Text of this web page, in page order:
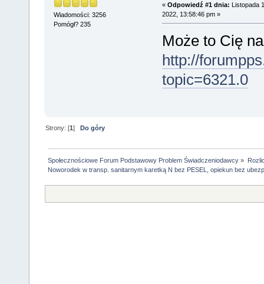
Wiadomości: 3256
Pomógł? 235
« Odpowiedź #1 dnia: Listopada
2022, 13:58:46 pm »
Może to Cię
http://
topic=6321.0
Strony: [1]Do góry
Społecznościowe Forum Podstawowy Problem Świadczeniodawcy »
Noworodek w transp. sanitarnym karetką N bez PESEL, opiekun bez